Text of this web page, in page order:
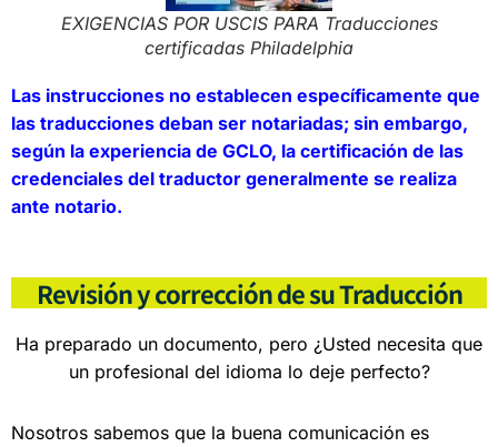
EXIGENCIAS POR USCIS PARA Traducciones
certificadas Philadelphia
Las instrucciones no establecen específicamente que
las traducciones deban ser notariadas; sin embargo,
según la experiencia de GCLO, la certificación de las
credenciales del traductor generalmente se realiza
ante notario.
Revisión y corrección de su Traducción
Ha preparado un documento, pero ¿Usted necesita que
un profesional del idioma lo deje perfecto?
Nosotros sabemos que la buena comunicación es